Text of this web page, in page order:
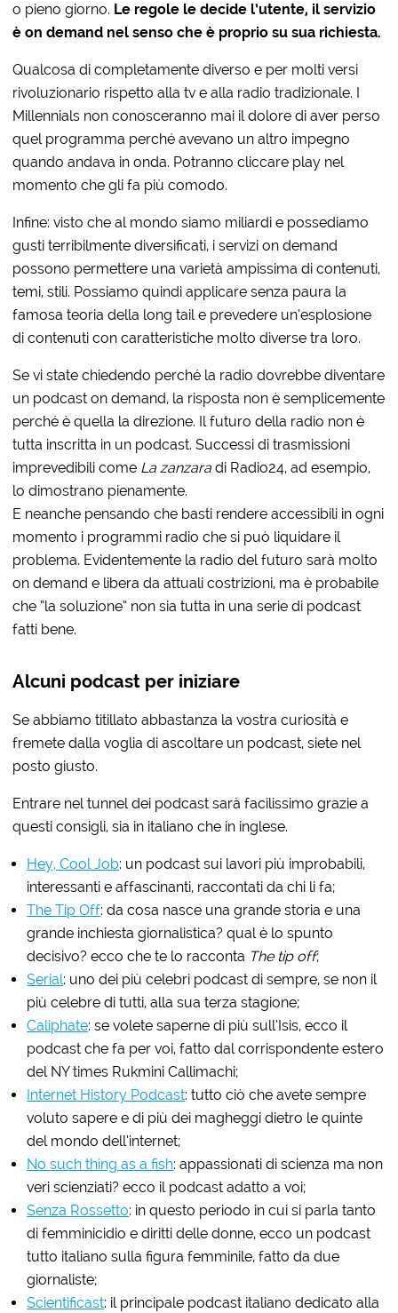
o pieno giorno. Le regole le decide l’utente, il servizio
è on demand nel senso che è proprio su sua richiesta.
Qualcosa di completamente diverso e per molti versi
rivoluzionario rispetto alla tv e alla radio tradizionale. I
Millennials non conosceranno mai il dolore di aver perso
quel programma perché avevano un altro impegno
quando andava in onda. Potranno cliccare play nel
momento che gli fa più comodo.
Infine: visto che al mondo siamo miliardi e possediamo
gusti terribilmente diversificati, i servizi on demand
possono permettere una varietà ampissima di contenuti,
temi, stili. Possiamo quindi applicare senza paura la
famosa teoria della long tail e prevedere un’esplosione
di contenuti con caratteristiche molto diverse tra loro.
Se vi state chiedendo perché la radio dovrebbe diventare
un podcast on demand, la risposta non è semplicemente
perché è quella la direzione. Il futuro della radio non è
tutta inscritta in un podcast. Successi di trasmissioni
imprevedibili come La zanzara di Radio24, ad esempio,
lo dimostrano pienamente.
E neanche pensando che basti rendere accessibili in ogni
momento i programmi radio che si può liquidare il
problema. Evidentemente la radio del futuro sarà molto
on demand e libera da attuali costrizioni, ma è probabile
che “la soluzione” non sia tutta in una serie di podcast
fatti bene.
Alcuni podcast per iniziare
Se abbiamo titillato abbastanza la vostra curiosità e
fremete dalla voglia di ascoltare un podcast, siete nel
posto giusto.
Entrare nel tunnel dei podcast sarà facilissimo grazie a
questi consigli, sia in italiano che in inglese.
Hey, Cool Job: un podcast sui lavori più improbabili,
interessanti e affascinanti, raccontati da chi li fa;
The Tip Off: da cosa nasce una grande storia e una
grande inchiesta giornalistica? qual è lo spunto
decisivo? ecco che te lo racconta The tip off;
Serial: uno dei più celebri podcast di sempre, se non il
più celebre di tutti, alla sua terza stagione;
Caliphate: se volete saperne di più sull’Isis, ecco il
podcast che fa per voi, fatto dal corrispondente estero
del NY times Rukmini Callimachi;
Internet History Podcast: tutto ciò che avete sempre
voluto sapere e di più dei magheggi dietro le quinte
del mondo dell’internet;
No such thing as a fish: appassionati di scienza ma non
veri scienziati? ecco il podcast adatto a voi;
Senza Rossetto: in questo periodo in cui si parla tanto
di femminicidio e diritti delle donne, ecco un podcast
tutto italiano sulla figura femminile, fatto da due
giornaliste;
Scientificast: il principale podcast italiano dedicato alla